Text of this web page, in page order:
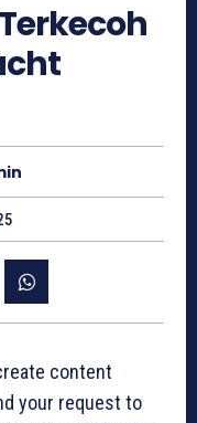
content
your request to